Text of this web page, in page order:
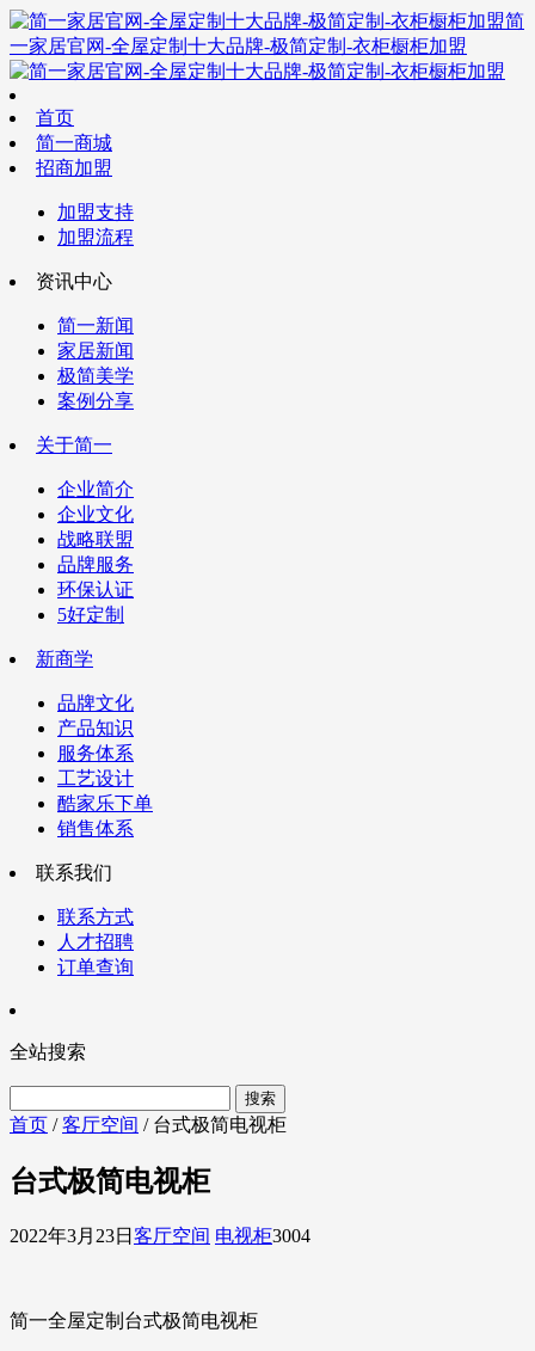
简
一家居官网-全屋定制十大品牌-极简定制-衣柜橱柜加盟
首页
简一商城
招商加盟
加盟支持
加盟流程
资讯中心
简一新闻
家居新闻
极简美学
案例分享
关于简一
企业简介
企业文化
战略联盟
品牌服务
环保认证
5好定制
新商学
品牌文化
产品知识
服务体系
工艺设计
酷家乐下单
销售体系
联系我们
联系方式
人才招聘
订单查询
全站搜索
首页 /客厅空间 / 台式极简电视柜
台式极简电视柜
2022年3月23日 客厅空间 电视柜3004
简一全屋定制台式极简电视柜